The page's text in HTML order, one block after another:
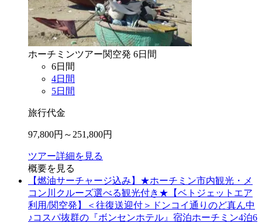
ホーチミンツアー関空発 6日間
6日間
4日間
5日間
旅行代金
97,800円～ 251,800円
ツアー詳細を見る
概要を見る
【燃油サーチャージ込み】★ホーチミン市内観光・メ
コン川クルーズ選べる観光付き★【ベトジェットエア
利用/関空発】＜往復送迎付＞ドンコイ通りのど真ん中
♪コスパ抜群の『ボンセンホテル』宿泊ホーチミン4泊6